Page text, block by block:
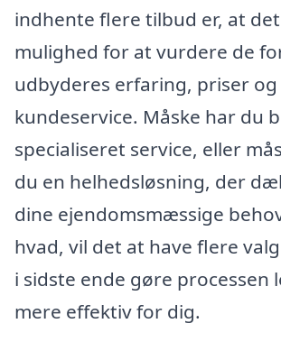
indhente flere tilbud er, at
mulighed for at vurdere de
udbyderes erfaring, priser og
kundeservice. Måske har du
specialiseret service, eller
du en helhedsløsning, der
dine ejendomsmæssige
hvad, vil det at have flere
i sidste ende gøre processen
mere effektiv for dig.